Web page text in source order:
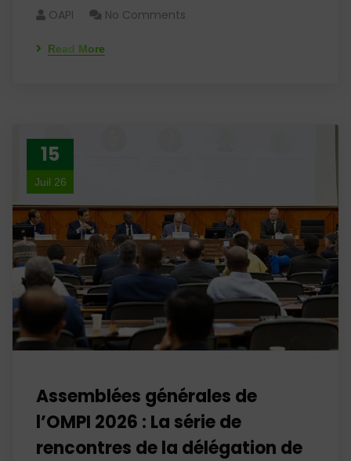
OAPI No Comments
Read More
15
Juil 26
Assemblées générales de
l’OMPI 2026 : La série de
rencontres de la délégation de